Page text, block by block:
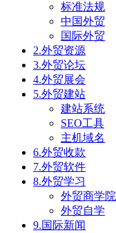
标准法规
中国外贸
国际外贸
2.外贸资源
3.外贸论坛
4.外贸展会
5.外贸建站
建站系统
SEO工具
主机域名
6.外贸收款
7.外贸软件
8.外贸学习
外贸商学院
外贸自学
9.国际新闻